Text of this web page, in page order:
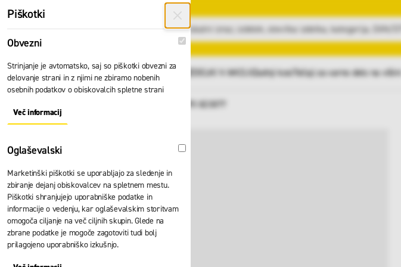
Preskoči na vsebino
GLAVNI MENI Vsi izdelki IZDELKI V AKCIJIZadnji kosiTečaji za varno delo na višini
Stabilizator Zarges 395 823877
Piškotki
Obvezni Obvezni
Strinjanje je avtomatsko, saj so piškotki obvezni za
delovanje strani in z njimi ne zbiramo nobenih
osebnih podatkov o obiskovalcih spletne strani
Več informacijAbout "Obvezni" Cookie Group
Oglaševalski Oglaševalski
Marketinški piškotki se uporabljajo za sledenje in
zbiranje dejanj obiskovalcev na spletnem mestu.
Piškotki shranjujejo uporabniške podatke in
informacije o vedenju, kar oglaševalskim storitvam
omogoča ciljanje na več ciljnih skupin. Glede na
zbrane podatke je mogoče zagotoviti tudi bolj
prilagojeno uporabniško izkušnjo.